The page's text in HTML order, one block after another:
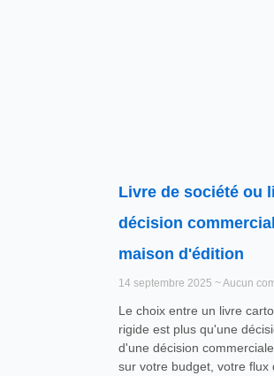
Livre de société ou
décision
maison d'édition
14 septembre 2025 Aucun
Le choix entre un livre
rigide est plus qu'une
d'une décision
sur votre budget, votre flux